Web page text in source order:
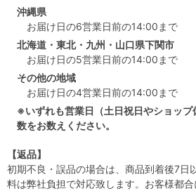
沖縄県
お届け日の6営業日前の14:00まで
北海道・東北・九州・山口県下関市
お届け日の5営業日前の14:00まで
その他の地域
お届け日の4営業日前の14:00まで
※いずれも営業日（土日祝日やショップ
数をお数えください。
【返品】
初期不良・誤品の場合は、商品到着後7日
料は弊社負担で対応致します。お客様都